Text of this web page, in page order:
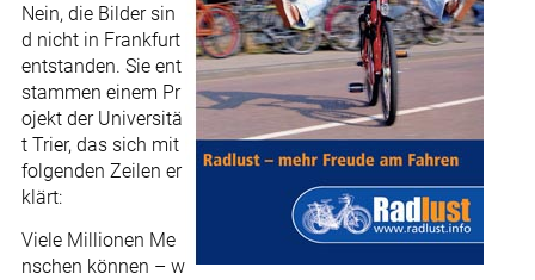
Nein, die Bilder sin
d nicht in Frankfurt
entstanden. Sie ent
stammen einem Pr
ojekt der Universitä
t Trier, das sich mit
folgenden Zeilen er
klärt:
Viele Millionen Me
nschen können – w